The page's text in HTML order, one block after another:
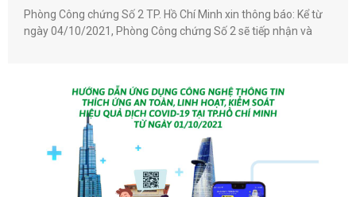
Phòng Công chứng Số 2 TP. Hồ Chí Minh xin thông báo: Kể từ
ngày 04/10/2021, Phòng Công chứng Số 2 sẽ tiếp nhận và